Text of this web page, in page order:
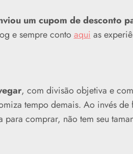
um cupom de desconto
e sempre contoaquias
, com divisão objetiva e
tempo demais. Ao invés
para comprar, não tem seu